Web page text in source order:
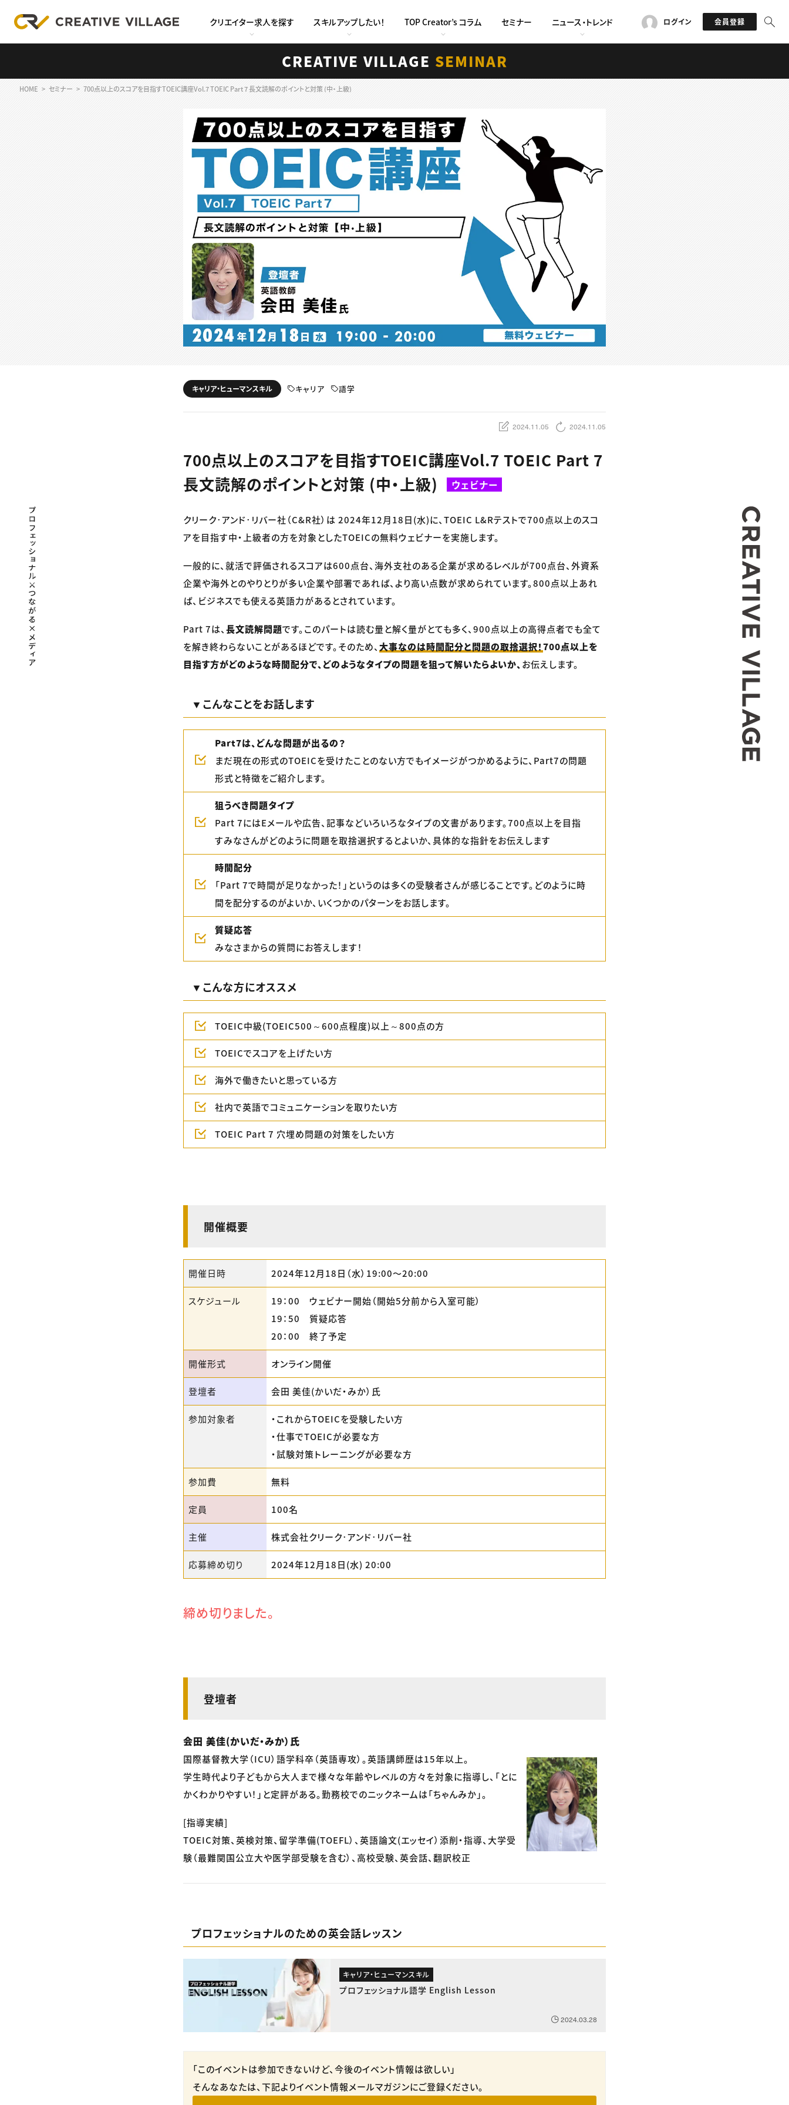
クリエイター求人を探す スキルアップしたい！ TOP Creator’s コラム セミナー ニュース・トレンド ログイン 会員登録
CREATIVE VILLAGE SEMINAR
HOME セミナー 700点以上のスコアを目指すTOEIC講座Vol.7 TOEIC Part 7 長文読解のポイントと対策 (中・上級)
キャリア・ヒューマンスキル キャリア 語学
2024.11.05 2024.11.05
700点以上のスコアを目指すTOEIC講座Vol.7 TOEIC Part 7
長文読解のポイントと対策 (中・上級)
ウェビナー
クリーク･アンド･リバー社（C&R社）は 2024年12月18日(水)に、TOEIC L&Rテストで700点以上のスコ
アを目指す中・上級者の方を対象としたTOEICの無料ウェビナーを実施します。
一般的に、就活で評価されるスコアは600点台、海外支社のある企業が求めるレベルが700点台、外資系
企業や海外とのやりとりが多い企業や部署であれば、より高い点数が求められています。800点以上あれ
ば、ビジネスでも使える英語力があるとされています。
Part 7は、 長文読解問題です。このパートは読む量と解く量がとても多く、900点以上の高得点者でも全て
を解き終わらないことがあるほどです。そのため、 大事なのは時間配分と問題の取捨選択！700点以上を
目指す方がどのような時間配分で、どのようなタイプの問題を狙って解いたらよいか、 お伝えします。
▼こんなことをお話します
Part7は、どんな問題が出るの？
まだ現在の形式のTOEICを受けたことのない方でもイメージがつかめるように、Part7の問題
形式と特徴をご紹介します。
狙うべき問題タイプ
Part 7にはEメールや広告、記事などいろいろなタイプの文書があります。700点以上を目指
すみなさんがどのように問題を取捨選択するとよいか、具体的な指針をお伝えします
時間配分
「Part 7で時間が足りなかった！」というのは多くの受験者さんが感じることです。どのように時
間を配分するのがよいか、いくつかのパターンをお話します。
質疑応答
みなさまからの質問にお答えします！
▼こんな方にオススメ
TOEIC中級(TOEIC500～600点程度)以上～800点の方
TOEICでスコアを上げたい方
海外で働きたいと思っている方
社内で英語でコミュニケーションを取りたい方
TOEIC Part 7 穴埋め問題の対策をしたい方
開催概要
開催日時 2024年12月18日（水）19:00〜20:00
スケジュール
19：00 ウェビナー開始（開始5分前から入室可能）
19：50 質疑応答
20：00 終了予定
開催形式 オンライン開催
登壇者 会田 美佳(かいだ・みか）氏
参加対象者
・これからTOEICを受験したい方
・仕事でTOEICが必要な方
・試験対策トレーニングが必要な方
参加費 無料
定員 100名
主催 株式会社クリーク･アンド･リバー社
応募締め切り 2024年12月18日(水) 20:00
締め切りました。
登壇者
会田 美佳(かいだ・みか）氏
国際基督教大学（ICU）語学科卒（英語専攻）。英語講師歴は15年以上。
学生時代より子どもから大人まで様々な年齢やレベルの方々を対象に指導し、「とに
かくわかりやすい！」と定評がある。勤務校でのニックネームは「ちゃんみか」。
[指導実績]
TOEIC対策、英検対策、留学準備(TOEFL）、英語論文(エッセイ）添削・指導、大学受
験（最難関国公立大や医学部受験を含む）、高校受験、英会話、翻訳校正
プロフェッショナルのための英会話レッスン
キャリア・ヒューマンスキル
プロフェッショナル語学 English Lesson
2024.03.28
「このイベントは参加できないけど、今後のイベント情報は欲しい」
そんなあなたは、下記よりイベント情報メールマガジンにご登録ください。